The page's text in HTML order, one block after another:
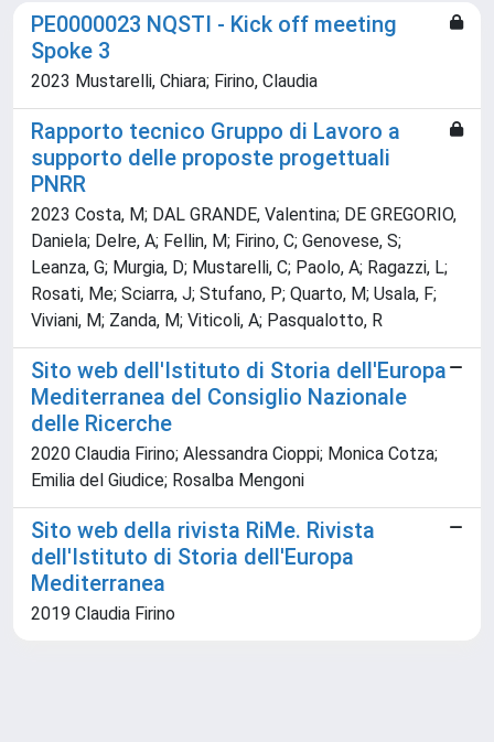
PE0000023 NQSTI - Kick off meeting
Spoke 3
2023 Mustarelli, Chiara; Firino, Claudia
Rapporto tecnico Gruppo di Lavoro a
supporto delle proposte progettuali
PNRR
2023 Costa, M; DAL GRANDE, Valentina; DE GREGORIO,
Daniela; Delre, A; Fellin, M; Firino, C; Genovese, S;
Leanza, G; Murgia, D; Mustarelli, C; Paolo, A; Ragazzi, L;
Rosati, Me; Sciarra, J; Stufano, P; Quarto, M; Usala, F;
Viviani, M; Zanda, M; Viticoli, A; Pasqualotto, R
Sito web dell'Istituto di Storia dell'Europa
Mediterranea del Consiglio Nazionale
delle Ricerche
2020 Claudia Firino; Alessandra Cioppi; Monica Cotza;
Emilia del Giudice; Rosalba Mengoni
Sito web della rivista RiMe. Rivista
dell'Istituto di Storia dell'Europa
Mediterranea
2019 Claudia Firino